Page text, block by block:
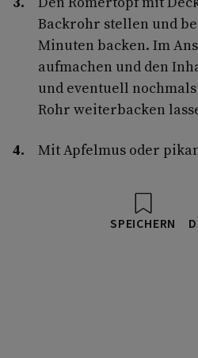
Backrohr stellen und
Minuten backen. Im
aufmachen und den
und eventuell
Rohr weiterbacken
Mit Apfelmus oder
SPEICHERN